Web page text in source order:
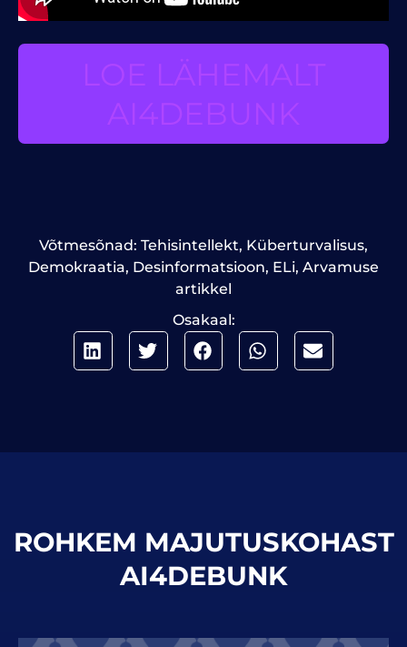
LOE LÄHEMALT
AI4DEBUNK
Võtmesõnad: Tehisintellekt, Küberturvalisus,
Demokraatia, Desinformatsioon, ELi, Arvamuse
artikkel
Osakaal:
ROHKEM MAJUTUSKOHAST
AI4DEBUNK